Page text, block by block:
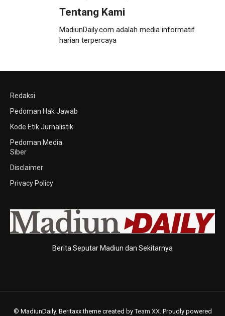
Tentang Kami
MadiunDaily.com adalah media informatif
harian terpercaya
Redaksi
Pedoman Hak Jawab
Kode Etik Jurnalistik
Pedoman Media
Siber
Disclaimer
Privacy Policy
Berita Seputar Madiun dan Sekitarnya
© MadiunDaily. Beritaxx theme created byTeam XX. Proudly powered